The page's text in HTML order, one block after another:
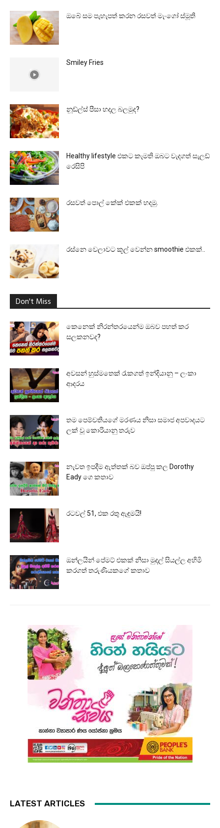
ඔබේ සම පැහැපත් කරන රසවත් මැංගෝ ස්මූති
Smiley Fries
නූඩ්ල්ස් පීසා හදල බලමුද?
Healthy lifestyle එකට කැමති ඔබට වැදගත් සැලඩ්
රෙසිපි
රසවත් පොල් කේක් එකක් හදමු.
රස්නෙ වෙලාවට කූල් වෙන්න smoothie එකක්..
Don't Miss
කෙනෙක් නිරන්තරයෙන්ම ඔබව පහත් කර
සලකනවද?
අවසන් හුස්මතෙක් රැකගත් ඉන්දියානු – ලංකා
ආදරය
තම පෙම්වතියගේ මරණය නිසා සමාජ අපවාදයට
ලක් වූ කොරියානු තරුව
නැවත ඉපදීම ඇත්තක් බව ඔප්පු කල Dorothy
Eady ගෙ කතාව
රටවල් 51, එක රතු ඇඳුමයි!
ඔන්ලයින් පේමට් එකක් නිසා මුදල් සියල්ල අහිමි
කරගත් තරුණියකගේ කතාව
LATEST ARTICLES